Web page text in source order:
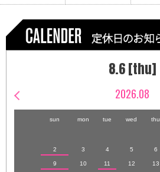
8.6 [thu]
2026.08
sun mon tue wed thu
2 3 4 5 6
9 10 11 12 13